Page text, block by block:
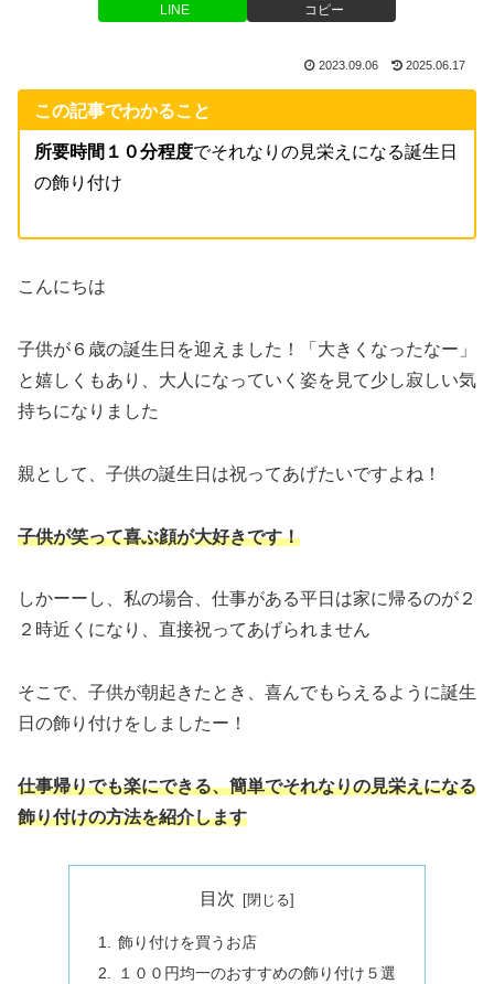
LINE コピー
2023.09.06 2025.06.17
この記事でわかること
所要時間１０分程度でそれなりの見栄えになる誕生日
の飾り付け
こんにちは
子供が６歳の誕生日を迎えました！「大きくなったなー」
と嬉しくもあり、大人になっていく姿を見て少し寂しい気
持ちになりました
親として、子供の誕生日は祝ってあげたいですよね！
子供が笑って喜ぶ顔が大好きです！
しかーーし、私の場合、仕事がある平日は家に帰るのが２
２時近くになり、直接祝ってあげられません
そこで、子供が朝起きたとき、喜んでもらえるように誕生
日の飾り付けをしましたー！
仕事帰りでも楽にできる、簡単でそれなりの見栄えになる
飾り付けの方法を紹介します
目次
飾り付けを買うお店
１００円均一のおすすめの飾り付け５選